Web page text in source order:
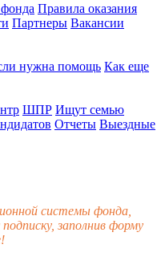
Правила оказания
Партнеры Вакансии
нужна помощь Как еще
ШПР Ищут семью
Отчеты Выездные
системы фонда,
заполнив форму